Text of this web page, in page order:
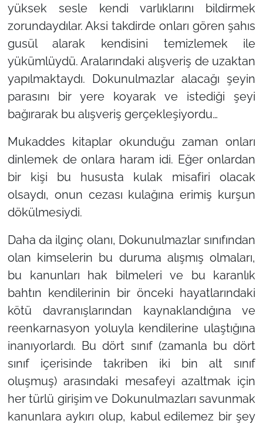
yüksek sesle kendi varlıklarını bildirmek
zorundaydılar. Aksi takdirde onları gören şahıs
gusül alarak kendisini temizlemek ile
yükümlüydü. Aralarındaki alışveriş de uzaktan
yapılmaktaydı. Dokunulmazlar alacağı şeyin
parasını bir yere koyarak ve istediği şeyi
bağırarak bu alışveriş gerçekleşiyordu…
Mukaddes kitaplar okunduğu zaman onları
dinlemek de onlara haram idi. Eğer onlardan
bir kişi bu hususta kulak misafiri olacak
olsaydı, onun cezası kulağına erimiş kurşun
dökülmesiydi.
Daha da ilginç olanı, Dokunulmazlar sınıfından
olan kimselerin bu duruma alışmış olmaları,
bu kanunları hak bilmeleri ve bu karanlık
bahtın kendilerinin bir önceki hayatlarındaki
kötü davranışlarından kaynaklandığına ve
reenkarnasyon yoluyla kendilerine ulaştığına
inanıyorlardı. Bu dört sınıf (zamanla bu dört
sınıf içerisinde takriben iki bin alt sınıf
oluşmuş) arasındaki mesafeyi azaltmak için
her türlü girişim ve Dokunulmazları savunmak
kanunlara aykırı olup, kabul edilemez bir şey